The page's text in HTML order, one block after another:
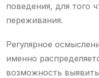
поведения, для того
переживания.
Регулярное
именно
возможность